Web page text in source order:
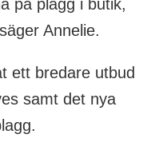
på plagg i butik,
Annelie.
ett bredare utbud
samt det nya